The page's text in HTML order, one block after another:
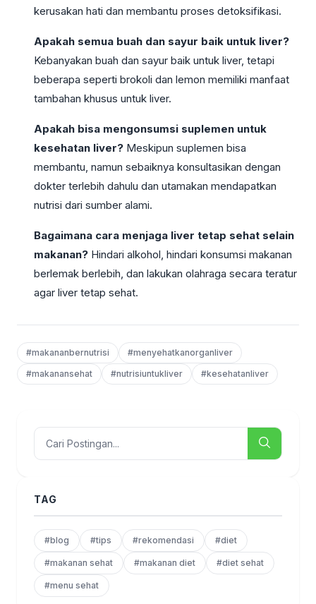
kerusakan hati dan membantu proses detoksifikasi.
Apakah semua buah dan sayur baik untuk liver?
Kebanyakan buah dan sayur baik untuk liver, tetapi
beberapa seperti brokoli dan lemon memiliki manfaat
tambahan khusus untuk liver.
Apakah bisa mengonsumsi suplemen untuk
kesehatan liver? Meskipun suplemen bisa
membantu, namun sebaiknya konsultasikan dengan
dokter terlebih dahulu dan utamakan mendapatkan
nutrisi dari sumber alami.
Bagaimana cara menjaga liver tetap sehat selain
makanan? Hindari alkohol, hindari konsumsi makanan
berlemak berlebih, dan lakukan olahraga secara teratur
agar liver tetap sehat.
#makananbernutrisi
#menyehatkanorganliver
#makanansehat
#nutrisiuntukliver #kesehatanliver
TAG
#blog #tips #rekomendasi #diet
#makanan sehat #makanan diet #diet sehat
#menu sehat